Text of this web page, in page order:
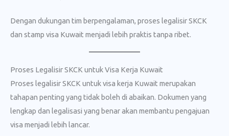
Dengan dukungan tim berpengalaman, proses legalisir SKCK
dan stamp visa Kuwait menjadi lebih praktis tanpa ribet.
Proses Legalisir SKCK untuk Visa Kerja Kuwait
Proses legalisir SKCK untuk visa kerja Kuwait merupakan
tahapan penting yang tidak boleh di abaikan. Dokumen yang
lengkap dan legalisasi yang benar akan membantu pengajuan
visa menjadi lebih lancar.